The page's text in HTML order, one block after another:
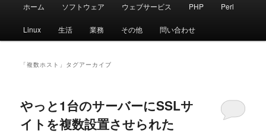
メ
ホーム ソフトウェア ウェブサービス PHP Perl
Linux 生活 業務 その他 問い合わせ
「複数ホスト 」タグアーカイブ
やっと1台のサーバーにSSLサ
イトを複数設置させられた